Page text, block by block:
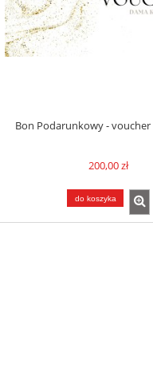
Bon Podarunkowy -
200,00 zł
do koszyka